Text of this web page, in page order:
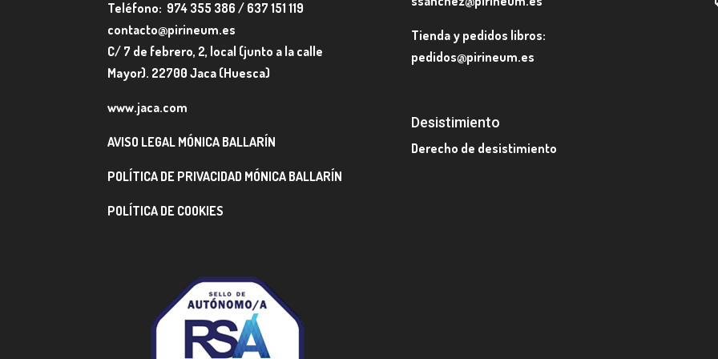
Teléfono: 974 355 386 / 637 151 119
contacto@pirineum.es
C/ 7 de febrero, 2, local (junto a la calle
Mayor). 22700 Jaca (Huesca)
www.jaca.com
AVISO LEGAL MÓNICA BALLARÍN
POLÍTICA DE PRIVACIDAD MÓNICA BALLARÍN
POLÍTICA DE COOKIES
Tienda y pedidos libros:
pedidos@pirineum.es
Desistimiento
Derecho de desistimiento